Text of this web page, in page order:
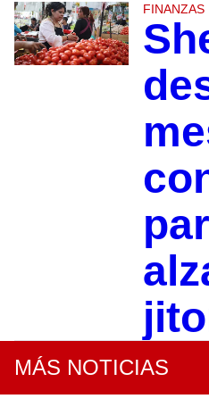
FINANZAS
MÁS NOTICIAS